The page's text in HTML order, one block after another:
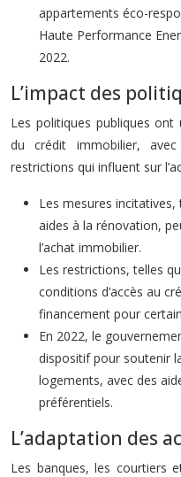
appartements éco-
Haute Performance
2022.
L’impact des
Les politiques publiques
du crédit immobilier,
restrictions qui influent sur
Les mesures
aides à la rénovation,
l’achat immobilier.
Les restrictions, telles
conditions d’accès au
financement pour
En 2022, le
dispositif pour soutenir
logements, avec des
préférentiels.
L’adaptation des
Les banques, les courtiers